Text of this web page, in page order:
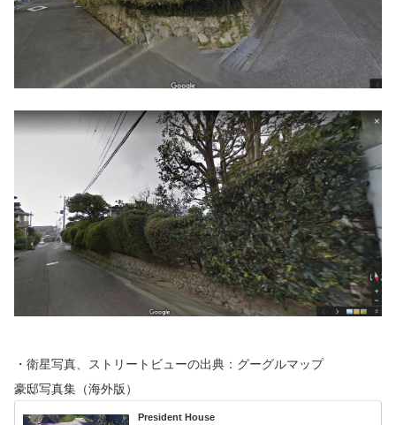
・衛星写真、ストリートビューの出典：グーグルマップ
豪邸写真集（海外版）
President House